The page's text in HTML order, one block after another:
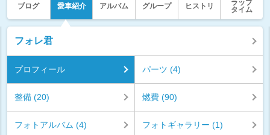
ブログ 愛車紹介 アルバム グループ ヒストリ
ラップ
タイム
フォレ君
プロフィール パーツ (4)
整備 (20) 燃費 (90)
フォトアルバム (4) フォトギャラリー (1)